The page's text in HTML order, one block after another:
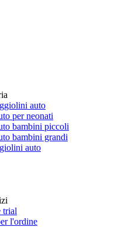
auto
per neonati
bambini piccoli
bambini grandi
auto
trial
l'ordine